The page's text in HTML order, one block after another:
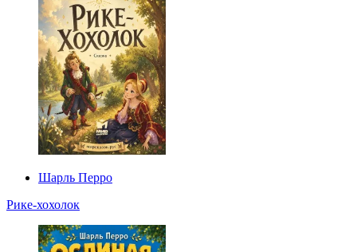
Шарль Перро
Рике-хохолок